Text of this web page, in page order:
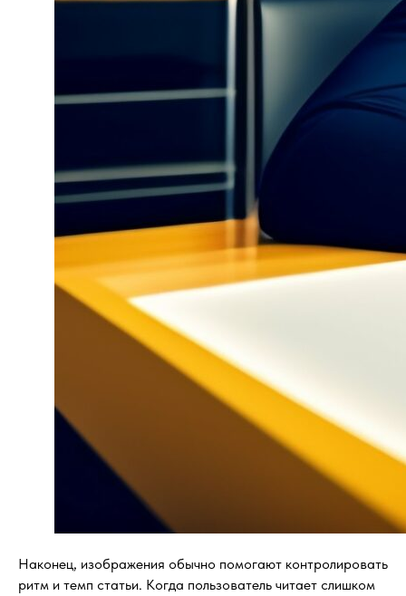
Наконец, изображения обычно помогают контролировать
ритм и темп статьи. Когда пользователь читает слишком